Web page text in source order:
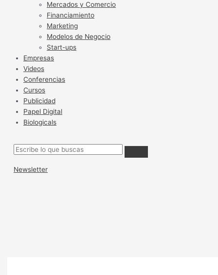
Mercados y Comercio
Financiamiento
Marketing
Modelos de Negocio
Start-ups
Empresas
Videos
Conferencias
Cursos
Publicidad
Papel Digital
Biologicals
Newsletter